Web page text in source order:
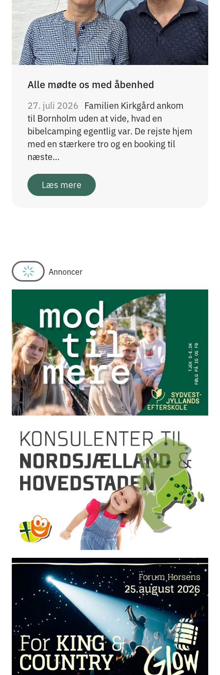
Alle mødte os med åbenhed
27. juli 2026 Familien Kirkgård ankom
til Bornholm uden at vide, hvad en
bibelcamping egentlig var. De rejste hjem
med en stærkere tro og en booking til
næste…
Læs mere
Annoncer